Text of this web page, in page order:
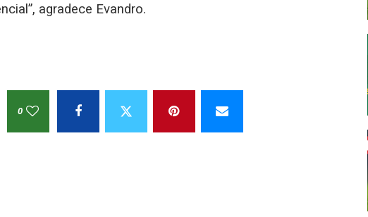
agradece Evandro.
0